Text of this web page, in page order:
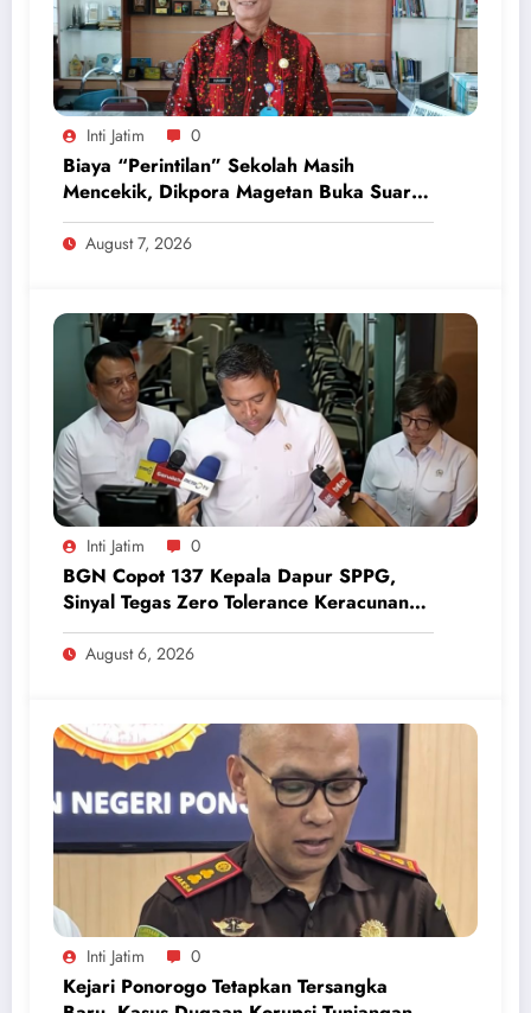
Inti Jatim 0
Biaya “Perintilan” Sekolah Masih
Mencekik, Dikpora Magetan Buka Suara
Soal Polemik Seragam dan Modul
August 7, 2026
Inti Jatim 0
BGN Copot 137 Kepala Dapur SPPG,
Sinyal Tegas Zero Tolerance Keracunan
Makanan dan Korupsi
August 6, 2026
Inti Jatim 0
Kejari Ponorogo Tetapkan Tersangka